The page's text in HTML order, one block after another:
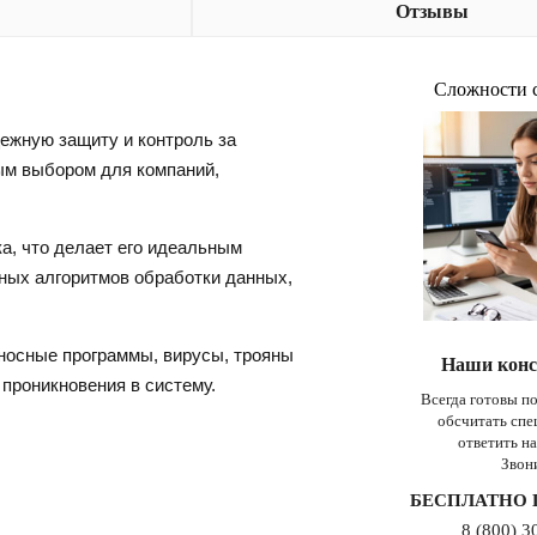
Отзывы
защиту и контроль за
выбором для компаний,
что делает его идеальным
алгоритмов обработки данных,
программы, вирусы, трояны
в систему.
Сложности
Наши
Всегда готовы
обсчитать
ответить
БЕСПЛАТНО
8 (800)